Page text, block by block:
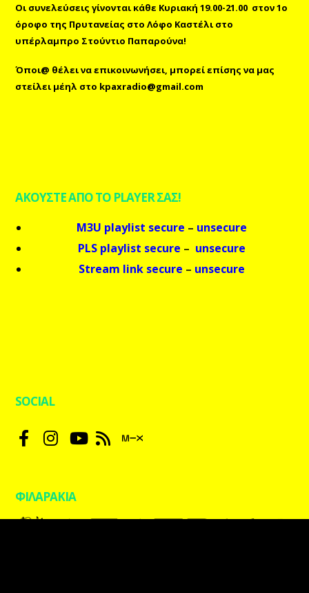
Οι συνελεύσεις γίνονται κάθε Κυριακή 19.00-21.00 στον 1ο
όροφο της Πρυτανείας στο Λόφο Καστέλι στο
υπέρλαμπρο Στούντιο Παπαρούνα!
Όποι@ θέλει να επικοινωνήσει, μπορεί επίσηςνα μας
στείλει μέηλ στο kpaxradio@gmail.com
ΑΚΟΥΣΤΕ ΑΠΟ ΤΟ PLAYER ΣΑΣ!
M3U playlist secure – unsecure
PLS playlist secure – unsecure
Stream link secure – unsecure
SOCIAL
ΦΙΛΑΡΑΚΙΑ